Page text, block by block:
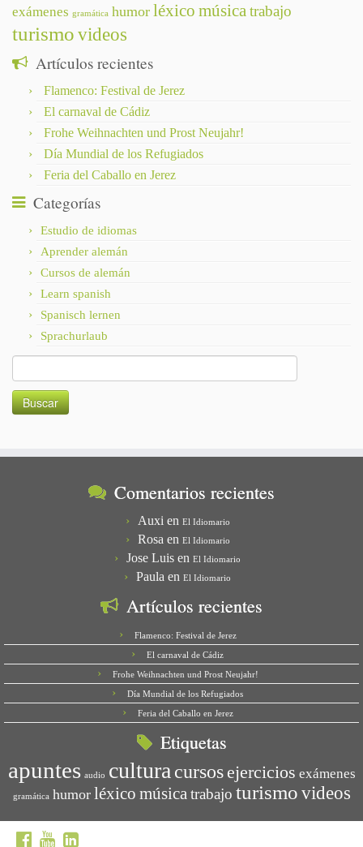
exámenes gramática humor léxico músicatrabajo
turismo videos
Artículos recientes
Flamenco: Festival de Jerez
El carnaval de Cádiz
Frohe Weihnachten und Prost Neujahr!
Día Mundial de los Refugiados
Feria del Caballo en Jerez
Categorías
Estudio de idiomas
Aprender alemán
Cursos de alemán
Learn spanish
Spanisch lernen
Sprachurlaub
Comentarios recientes
Auxi en El Idiomario
Rosa en El Idiomario
Jose Luis en El Idiomario
Paula en El Idiomario
Artículos recientes
Flamenco: Festival de Jerez
El carnaval de Cádiz
Frohe Weihnachten und Prost Neujahr!
Día Mundial de los Refugiados
Feria del Caballo en Jerez
Etiquetas
apuntes audio cultura cursos ejercicios exámenes
gramática humor léxico música trabajo turismo videos